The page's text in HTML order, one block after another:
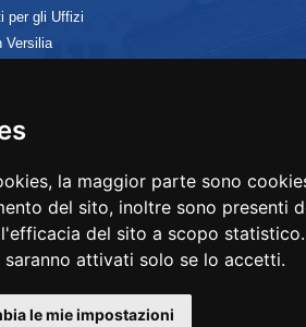
la maggior parte sono
del sito, inoltre sono presenti
del sito a scopo
attivati solo se lo accetti.
le mie impostazioni
per gli Uffizi
Versilia